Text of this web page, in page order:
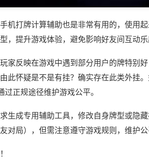
机打牌计算辅助也是非常有用的，使用
，提升游戏体验，避免影响好友间互动乐
家反映在游戏中遇到部分用户的牌特别
此怀疑是不是有挂？确实存在此类外挂
正规途径维护游戏公平。
生成专用辅助工具，修改自身牌型或隐
对局），但需注意遵守游戏规则，维护公